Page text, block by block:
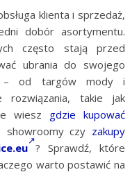
dobór asortymentu.
często stają przed
ubrania do swojego
– od targów mody i
rozwiązania, takie jak
wiesz gdzie kupować
showroomy czy zakupy
? Sprawdź, które
warto postawić na